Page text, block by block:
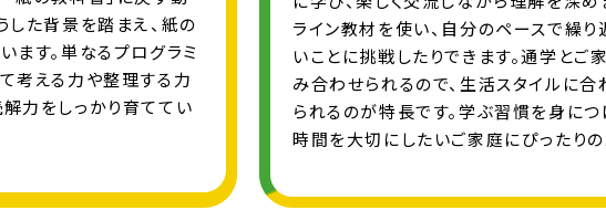
した背景を踏まえ、紙の
ます。単なるプログラミ
考える力や整理する力
力をしっかり育ててい
ライン教材を使い、自分のペースで繰り
いことに挑戦したりできます。通学と
み合わせられるので、生活スタイルに
られるのが特長です。学ぶ習慣を身につ
時間を大切にしたいご家庭にぴったりの